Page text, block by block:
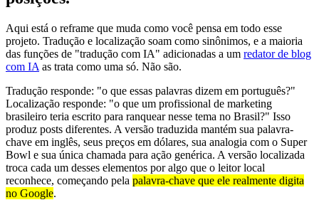
Aqui está o reframe que muda como você pensa em todo esse
projeto. Tradução e localização soam como sinônimos, e a maioria
das funções de "tradução com IA" adicionadas a um redator de blog
com IA as trata como uma só. Não são.
Tradução responde: "o que essas palavras dizem em português?"
Localização responde: "o que um profissional de marketing
brasileiro teria escrito para ranquear nesse tema no Brasil?" Isso
produz posts diferentes. A versão traduzida mantém sua palavra-
chave em inglês, seus preços em dólares, sua analogia com o Super
Bowl e sua única chamada para ação genérica. A versão localizada
troca cada um desses elementos por algo que o leitor local
reconhece, começando pela palavra-chave que ele realmente digita
no Google.